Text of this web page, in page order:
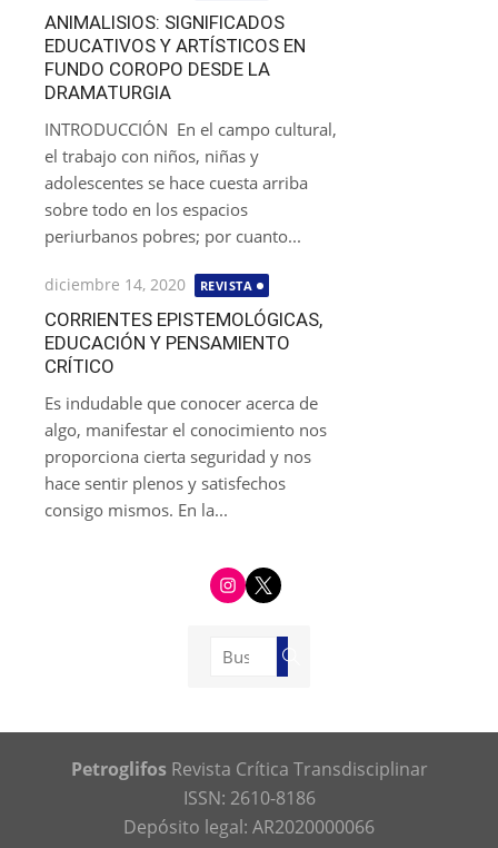
el
ANIMALISIOS: SIGNIFICADOS
EDUCATIVOS Y ARTÍSTICOS EN
FUNDO COROPO DESDE LA
DRAMATURGIA
INTRODUCCIÓN En el campo cultural,
el trabajo con niños, niñas y
adolescentes se hace cuesta arriba
sobre todo en los espacios
periurbanos pobres; por cuanto...
Publicada
el
diciembre 14, 2020 REVISTA
CORRIENTES EPISTEMOLÓGICAS,
EDUCACIÓN Y PENSAMIENTO
CRÍTICO
Es indudable que conocer acerca de
algo, manifestar el conocimiento nos
proporciona cierta seguridad y nos
hace sentir plenos y satisfechos
consigo mismos. En la...
i
n
s
r
t
w
i
Buscar:
Buscar
PetroglifosRevista Crítica Transdisciplinar
ISSN: 2610-8186
Depósito legal: AR2020000066